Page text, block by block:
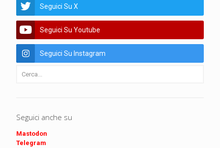
Seguici Su X
Seguici Su Youtube
Seguici Su Instagram
Seguici anche su
Mastodon
Telegram